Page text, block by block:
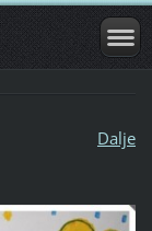
Dalje